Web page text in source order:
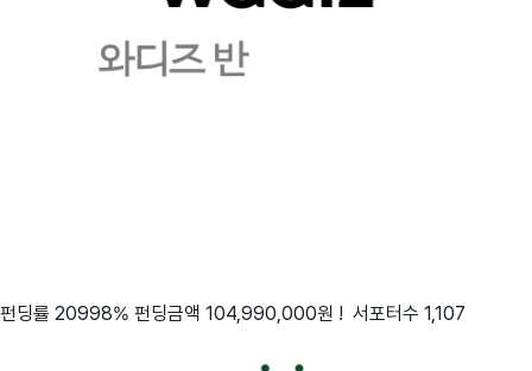
펀딩률 20998% 펀딩금액 104,990,000원 ! 서포터수 1,107